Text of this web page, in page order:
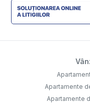
Apartamente
Apartamente